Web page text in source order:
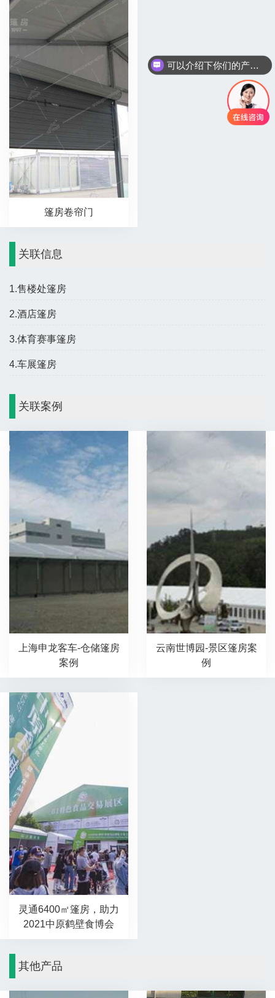
篷房卷帘门
关联信息
1.售楼处篷房
2.酒店篷房
3.体育赛事篷房
4.车展篷房
关联案例
上海申龙客车-仓储篷房
案例
云南世博园-景区篷房案
例
灵通6400㎡篷房，助力
2021中原鹤壁食博会
其他产品
可以介绍下你们的产品么